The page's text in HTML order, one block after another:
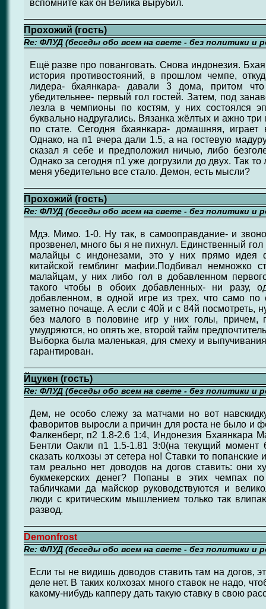
вспомните как он Велика вырубил.
Прохожий (гость)
Re: ФЛУД (беседы обо всем на свете - без политики и
Ещё разве про пованговать. Снова индонезия.
история противостояний, в прошлом чемпе,
лидера- бхаянкара- давали 3 дома, притом
убедительнее- первый гол гостей. Затем, под
лезла в чемпионы по костям, у них состоялся
буквально надругались. Вязанка жёлтых и ажно
по стате. Сегодня бхаянкара- домашняя, играет
Однако, на п1 вчера дали 1.5, а на гостевую
сказал я себе и предположил ничью, либо
Однако за сегодня п1 уже догрузили до двух. Так
меня убедительно все стало. Демон, есть мысли?
Прохожий (гость)
Re: ФЛУД (беседы обо всем на свете - без политики и
Мдэ. Мимо. 1-0. Ну так, в самооправдание- и
прозвенел, много бы я не пихнул. Единственный
малайцы с индонезами, это у них прямо идея
китайской гемблинг мафии.Подбивал немножко
малайцам, у них либо гол в добавленном
такого чтобы в обоих добавленных- ни разу,
добавленном, в одной игре из трех, что само
заметно почаще. А если с 40й и с 84й посмотреть,
без малого в половине игр у них голы,
умудряются, но опять же, второй тайм
Выборка была маленькая, для смеху и выпучивания
гарантирован.
Йцукен (гость)
Re: ФЛУД (беседы обо всем на свете - без политики и
Дем, не особо слежу за матчами но вот
фаворитов выросли а причин для роста не было и
Фалкенберг, п2 1.8-2.6 1:4, Индонезия Бхаянкара
Бентли Оакли п1 1.5-1.81 3:0(на текущий
сказать колхозы эт сетера но! Ставки то
там реально нет доводов на догов ставить: они
букмекерских денег? Попаны в этих чемпах
табличками да майскор руководствуются и
люди с критическим мышлением только так
развод.
Demonfrost
Re: ФЛУД (беседы обо всем на свете - без политики и
Если ты не видишь доводов ставить там на догов,
деле нет. В таких колхозах много ставок не надо,
какому-нибудь капперу дать такую ставку в свою